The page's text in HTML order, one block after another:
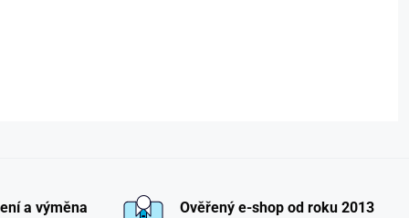
a výměna Ověřený e-shop od roku 2013